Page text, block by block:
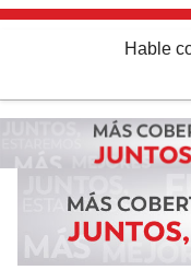
Hable